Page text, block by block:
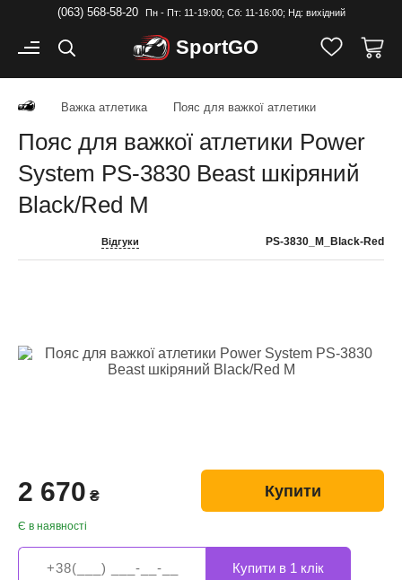
(063) 568-58-20 Пн - Пт: 11-19:00; Cб: 11-16:00; Нд: вихідний
SportGO
Важка атлетика Пояс для важкої атлетики
Пояс для важкої атлетики Power
System PS-3830 Beast шкіряний
Black/Red M
Відгуки PS-3830_M_Black-Red
2 670 ₴
Є в наявності
Купити